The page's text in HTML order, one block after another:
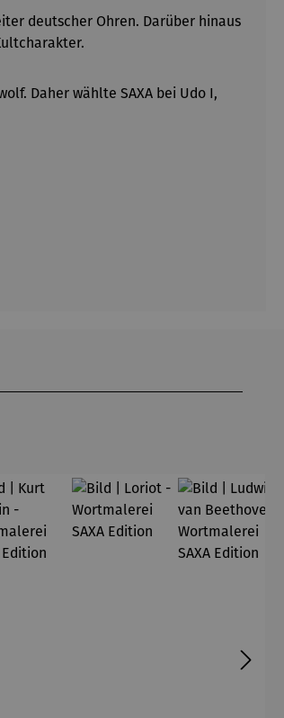
deutscher Ohren. Darüber hinaus
Daher wählte SAXA bei Udo I,